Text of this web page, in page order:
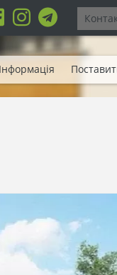
Інформація